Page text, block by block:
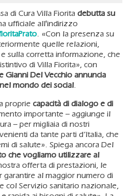
di Cura Villa Fiorita debutta su
ufficiale all'indirizzo
. «Con la presenza su
quelle relazioni,
sulla corretta informazione, che
di Villa Fiorita», con
Gianni Del Vecchio annuncia
mondo dei social.
proprie capacità di dialogo e di
importante – aggiunge il
– per migliaia di nostri
da tante parti d’Italia, che
di salute». Spiega ancora Del
che vogliamo utilizzare al
offerta di prestazioni, le
al maggior numero di
col Servizio sanitario nazionale,